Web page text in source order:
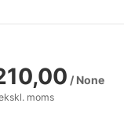
/ None
moms